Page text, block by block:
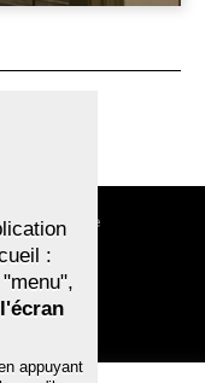
de cinefile
s'abonner
:
appuyant